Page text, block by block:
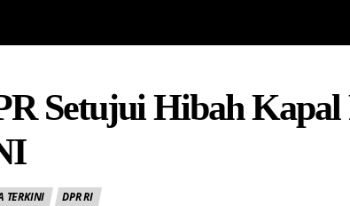
Setujui Hibah
TERKINI DPR RI